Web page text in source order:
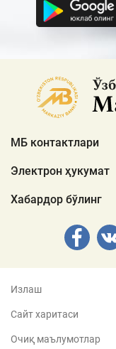
МБ контактлари
Электрон ҳукумат
Хабардор бўлинг
Излаш
Сайт харитаси
Очиқ маълумотлар